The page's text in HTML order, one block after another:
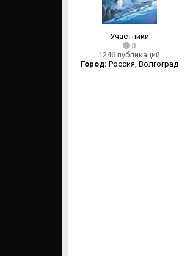
Участники
0
1246 публикаций
Город: Россия, Волгоград